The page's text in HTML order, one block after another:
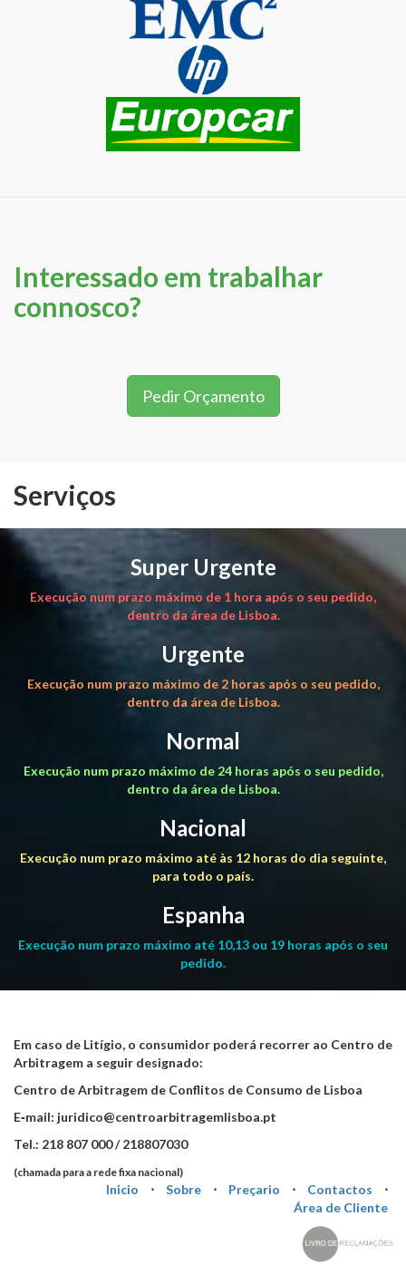
Interessado em trabalhar
connosco?
Pedir Orçamento
Serviços
Super Urgente
Execução num prazo máximo de 1 hora após o seu pedido,
dentro da área de Lisboa.
Urgente
Execução num prazo máximo de 2 horas após o seu pedido,
dentro da área de Lisboa.
Normal
Execução num prazo máximo de 24 horas após o seu pedido,
dentro da área de Lisboa.
Nacional
Execução num prazo máximo até às 12 horas do dia seguinte,
para todo o país.
Espanha
Execução num prazo máximo até 10,13 ou 19 horas após o seu
pedido.
Em caso de Litígio, o consumidor poderá recorrer ao Centro de
Arbitragem a seguir designado:
Centro de Arbitragem de Conflitos de Consumo de Lisboa
E‐mail: juridico@centroarbitragemlisboa.pt
Tel.: 218 807 000 / 218807030
(chamada para a rede fixa nacional)
Inicio ⋅ Sobre ⋅ Preçario ⋅ Contactos
⋅
Área de Cliente